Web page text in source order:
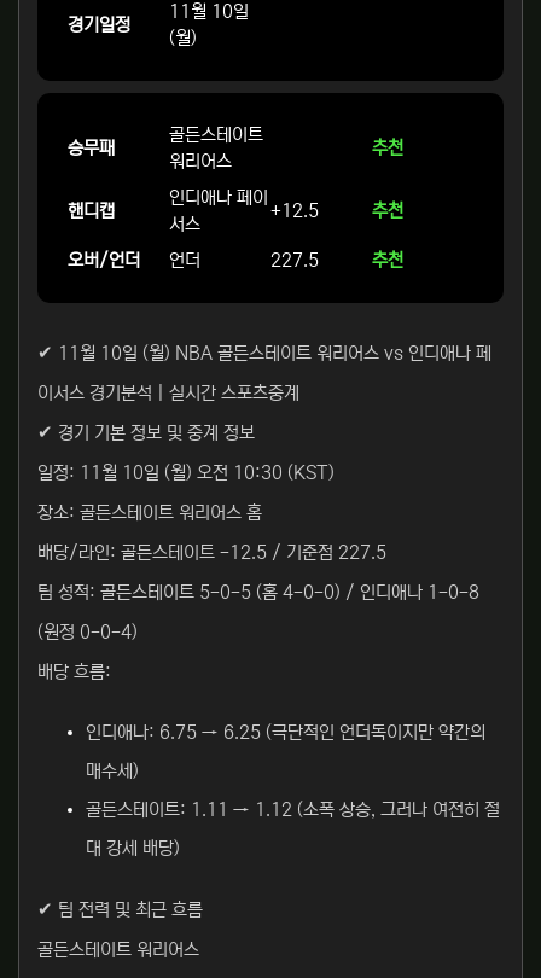
경기일정
11월 10일
(월)
승무패
골든스테이트
워리어스
추천
핸디캡
인디애나 페이
서스
+12.5 추천
오버/언더 언더 227.5 추천
✔ 11월 10일 (월) NBA 골든스테이트 워리어스 vs 인디애나 페
이서스 경기분석 | 실시간 스포츠중계
✔ 경기 기본 정보 및 중계 정보
일정: 11월 10일 (월) 오전 10:30 (KST)
장소: 골든스테이트 워리어스 홈
배당/라인: 골든스테이트 -12.5 / 기준점 227.5
팀 성적: 골든스테이트 5-0-5 (홈 4-0-0) / 인디애나 1-0-8
(원정 0-0-4)
배당 흐름:
인디애나: 6.75 → 6.25 (극단적인 언더독이지만 약간의
매수세)
골든스테이트: 1.11 → 1.12 (소폭 상승, 그러나 여전히 절
대 강세 배당)
✔ 팀 전력 및 최근 흐름
골든스테이트 워리어스